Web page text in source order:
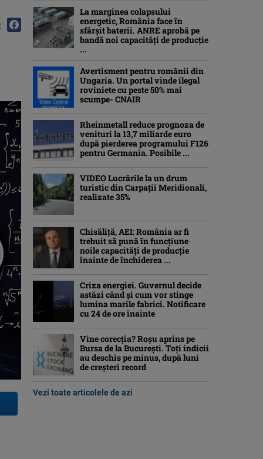
La marginea colapsului
energetic, România face în
sfârșit baterii. ANRE aprobă pe
bandă noi capacități de producție
...
Avertisment pentru românii din
Ungaria. Un portal vinde ilegal
roviniete cu peste 50% mai
scumpe- CNAIR
Rheinmetall reduce prognoza de
venituri la 13,7 miliarde euro
după pierderea programului F126
pentru Germania. Posibile ...
VIDEO Lucrările la un drum
turistic din Carpații Meridionali,
realizate 35%
Chisăliță, AEI: România ar fi
trebuit să pună în funcțiune
noile capacități de producție
înainte de închiderea ...
Criza energiei. Guvernul decide
astăzi când și cum vor stinge
lumina marile fabrici. Notificare
cu 24 de ore înainte
Vine corecția? Roșu aprins pe
Bursa de la București. Toți indicii
au deschis pe minus, după luni
de creșteri record
Vezi toate articolele de azi